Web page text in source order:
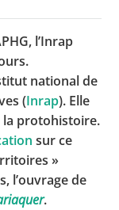
l’Inrap
national de
(Inrap). Elle
la protohistoire.
sur ce
»
l’ouvrage de
.